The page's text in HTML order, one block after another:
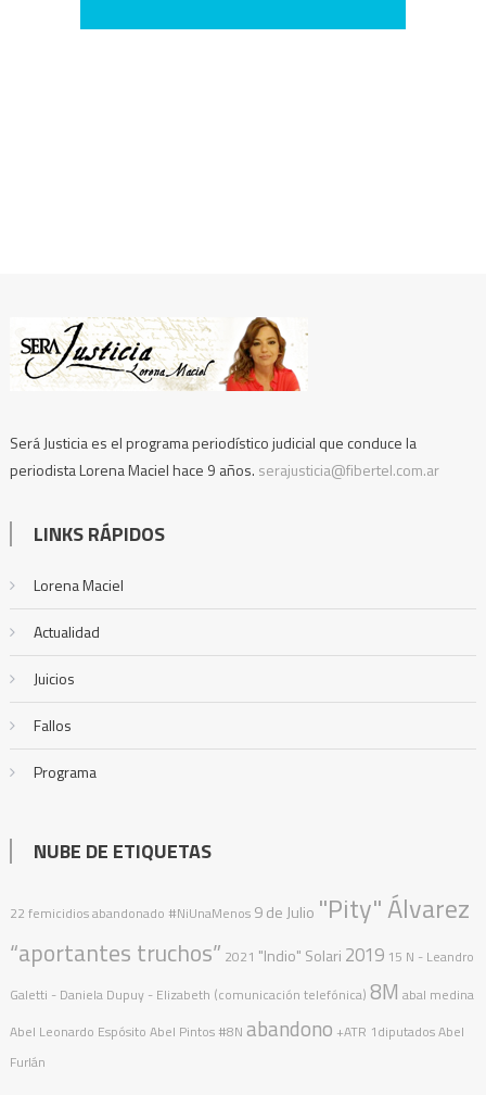
Será Justicia es el programa periodístico judicial que conduce la
periodista Lorena Maciel hace 9 años. serajusticia@fibertel.com.ar
LINKS RÁPIDOS
Lorena Maciel
Actualidad
Juicios
Fallos
Programa
NUBE DE ETIQUETAS
22 femicidiosabandonado #NiUnaMenos 9 de Julio "Pity" Álvarez
“aportantes truchos” 2021 "Indio" Solari 2019 15 N - Leandro
Galetti - Daniela Dupuy - Elizabeth (comunicación telefónica) 8M abal medina
Abel Leonardo Espósito Abel Pintos #8N abandono +ATR 1diputadosAbel
Furlán